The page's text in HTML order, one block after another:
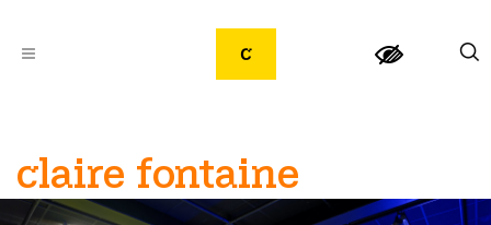
claire fontaine